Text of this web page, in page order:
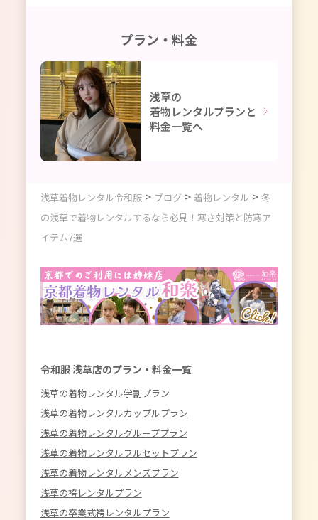
プラン・料金
浅草の
着物レンタルプランと
料金一覧へ
浅草着物レンタル令和服> ブログ > 着物レンタル > 冬
の浅草で着物レンタルするなら必見！寒さ対策と防寒ア
イテム7選
令和服 浅草店のプラン・料金一覧
浅草の着物レンタル学割プラン
浅草の着物レンタルカップルプラン
浅草の着物レンタルグループプラン
浅草の着物レンタルフルセットプラン
浅草の着物レンタルメンズプラン
浅草の袴レンタルプラン
浅草の卒業式袴レンタルプラン